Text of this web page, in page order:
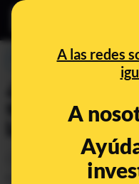
A las redes
A
PREBUNKING
¿El
salud"? No,
las
Dec 1, 2019, 4:39:00